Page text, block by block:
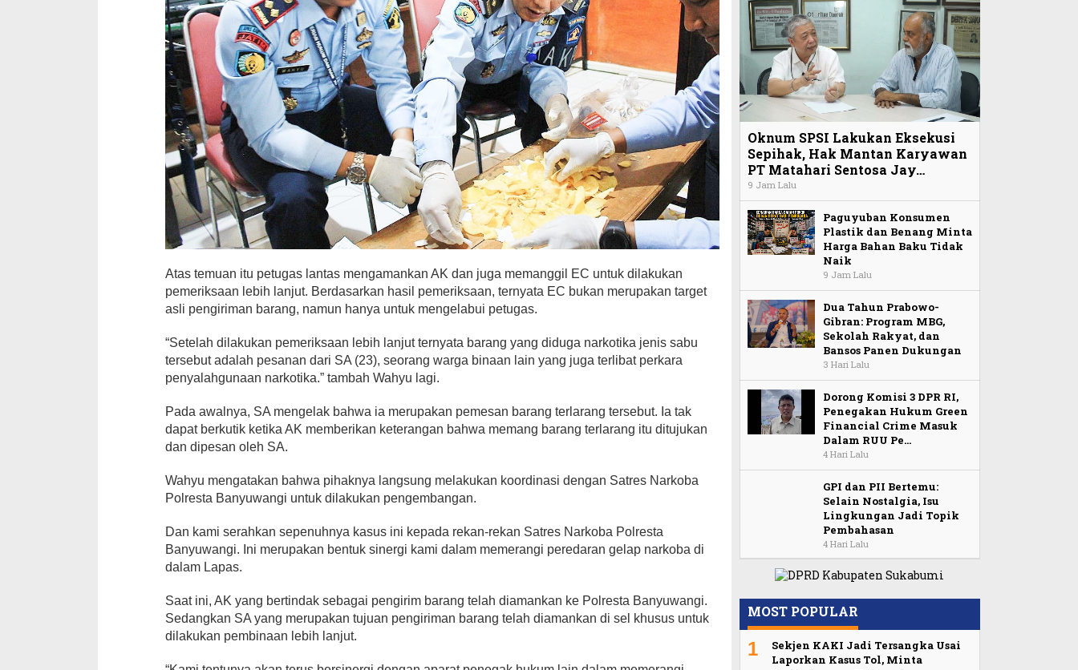
Atas temuan itu petugas lantas mengamankan AK dan juga memanggil EC untuk dilakukan
pemeriksaan lebih lanjut. Berdasarkan hasil pemeriksaan, ternyata EC bukan merupakan target
asli pengiriman barang, namun hanya untuk mengelabui petugas.
“Setelah dilakukan pemeriksaan lebih lanjut ternyata barang yang diduga narkotika jenis sabu
tersebut adalah pesanan dari SA (23), seorang warga binaan lain yang juga terlibat perkara
penyalahgunaan narkotika.” tambah Wahyu lagi.
Pada awalnya, SA mengelak bahwa ia merupakan pemesan barang terlarang tersebut. Ia tak
dapat berkutik ketika AK memberikan keterangan bahwa memang barang terlarang itu ditujukan
dan dipesan oleh SA.
Wahyu mengatakan bahwa pihaknya langsung melakukan koordinasi dengan Satres Narkoba
Polresta Banyuwangi untuk dilakukan pengembangan.
Dan kami serahkan sepenuhnya kasus ini kepada rekan-rekan Satres Narkoba Polresta
Banyuwangi. Ini merupakan bentuk sinergi kami dalam memerangi peredaran gelap narkoba di
dalam Lapas.
Saat ini, AK yang bertindak sebagai pengirim barang telah diamankan ke Polresta Banyuwangi.
Sedangkan SA yang merupakan tujuan pengiriman barang telah diamankan di sel khusus untuk
dilakukan pembinaan lebih lanjut.
Oknum SPSI Lakukan Eksekusi
Sepihak, Hak Mantan Karyawan
PT Matahari Sentosa Jay…
9 Jam Lalu
Paguyuban Konsumen
Plastik dan Benang Minta
Harga Bahan Baku Tidak
Naik
9 Jam Lalu
Dua Tahun Prabowo-
Gibran: Program MBG,
Sekolah Rakyat, dan
Bansos Panen Dukungan
3 Hari Lalu
Dorong Komisi 3 DPR RI,
Penegakan Hukum Green
Financial Crime Masuk
Dalam RUU Pe…
4 Hari Lalu
GPI dan PII Bertemu:
Selain Nostalgia, Isu
Lingkungan Jadi Topik
Pembahasan
4 Hari Lalu
MOST POPULAR
1
Sekjen KAKI Jadi Tersangka Usai
Laporkan Kasus Tol, Minta